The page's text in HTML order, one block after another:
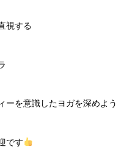
視する
ーを意識したヨガを深めよう
です